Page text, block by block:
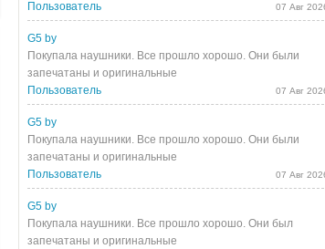
Пользователь
07 Авг
G5 by
Покупала наушники. Все прошло хорошо. Они были
запечатаны и оригинальные
Пользователь
07 Авг
G5 by
Покупала наушники. Все прошло хорошо. Они были
запечатаны и оригинальные
Пользователь
07 Авг
G5 by
Покупала наушники. Все прошло хорошо. Они был
запечатаны и оригинальные